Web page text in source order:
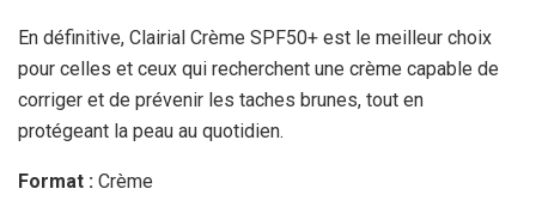
En définitive, Clairial Crème SPF50+ est le meilleur choix
pour celles et ceux qui recherchent une crème capable de
corriger et de prévenir les taches brunes, tout en
protégeant la peau au quotidien.
Format : Crème